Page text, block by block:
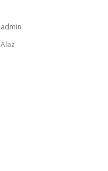
admin
Alaz